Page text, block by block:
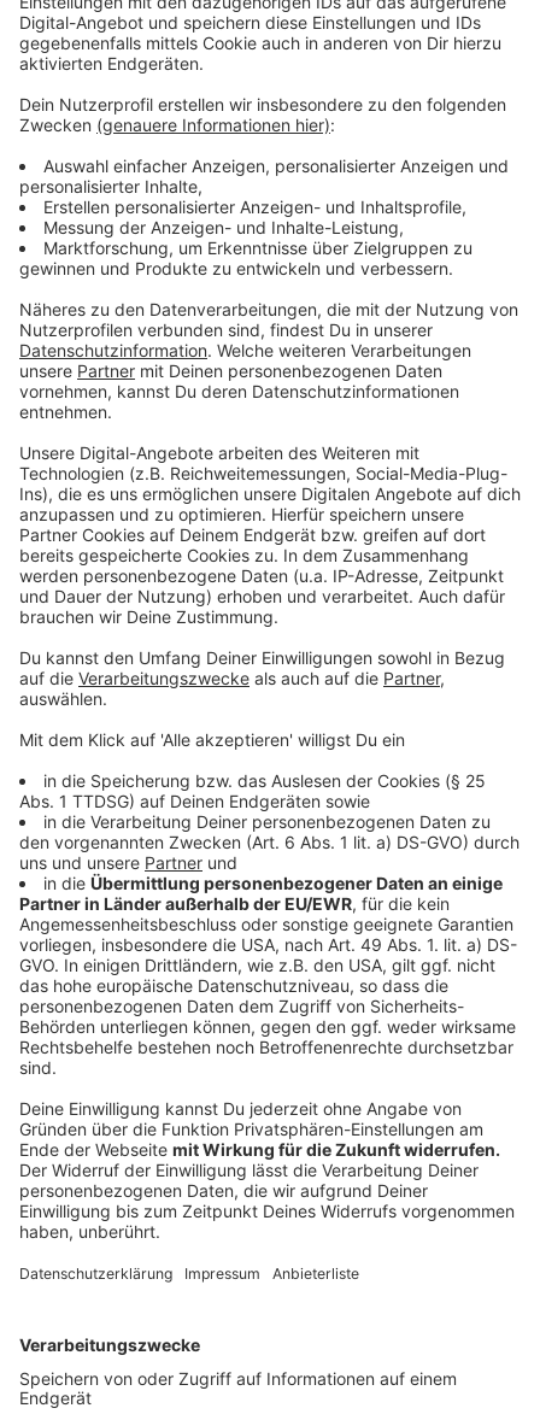
der Radverkehr, der sonst unter der Brücke
durchfahren kann, muss über Umleitungen wie
beispielsweise über die Borkstraße /Mersmannstiege
Ab 17 Uhr wird die Verbindung zur Umgehungsstraße
für die Abbrucharbeiten bis Montagmorgen (08.07.)
Anzeige
Gleichzeitig laufen die Arbeiten für die
Deckenerneuerung auf dem Streckenabschnitt
zwischen Autobahnkreuz Münster-Süd und der
Brückenbaustelle mit der Sperrung in Fahrtrichtung
Münster. Auch hier sind Ausweichrouten
ausgeschildert.
Anzeige
©Straßen.NRW
Um während der Bauzeit der kleinen Brücke die
wichtige Fahrbeziehung zur Umgehungsstraße
Richtung Warendorf aufrechtzuerhalten, wurde eine
provisorische Fahrspur zur Umgehungsstraße gebaut.
Sobald die Abbrucharbeiten abgeschlossen sind, kann
der Verkehr über diese Fahrspur in Richtung Warendorf
fahren.
Anzeige
Straßen.NRW startet den "Turbo-Neubau" der B51-
Brücken in Münster, um den zentralen
Rekordzeit zu ertüchtigen. Die bestehenden Brücken
der B51, die Autobahn und Umgehungsstraße in
Münster verbinden, mussten aufgrund ihres Alters bzw.
eingeschränkten Belastbarkeit durch neue Brücken
ersetzt werden. Die erste Brücke in der Rampe zur
Umgehungsstraße wird bereits im August 2024 fertig
Anzeige